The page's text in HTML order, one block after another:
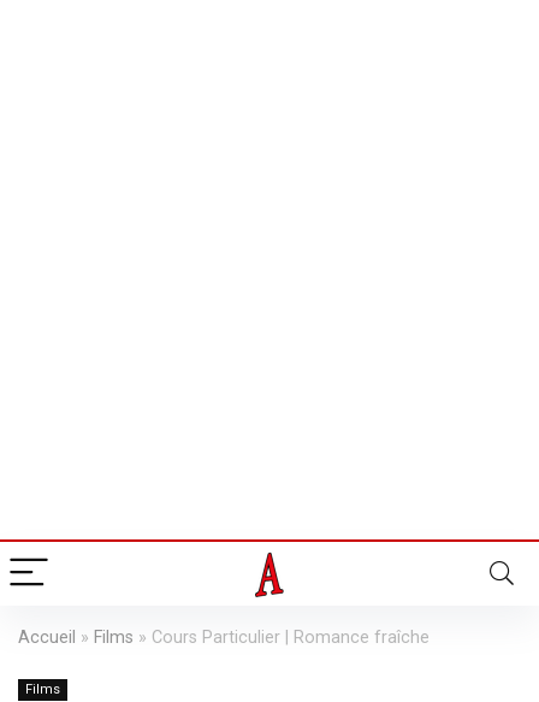
Accueil » Films » Cours Particulier | Romance fraîche
Films